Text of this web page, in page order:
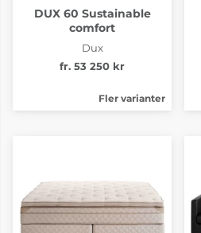
DUX 60 Sustainable
comfort
Dux
fr. 53 250 kr
Fler varianter